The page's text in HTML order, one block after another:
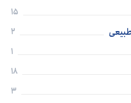
15
2
1
18
3